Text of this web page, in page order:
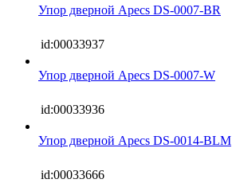
Упор дверной Apecs DS-0007-BR
id:00033937
Упор дверной Apecs DS-0007-W
id:00033936
Упор дверной Apecs DS-0014-BLM
id:00033666